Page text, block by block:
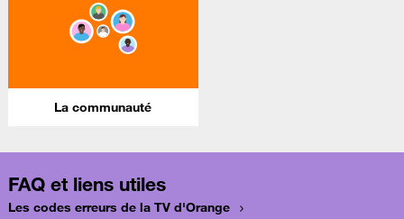
La communauté
FAQ et liens utiles
Les codes erreurs de la TV d'Orange